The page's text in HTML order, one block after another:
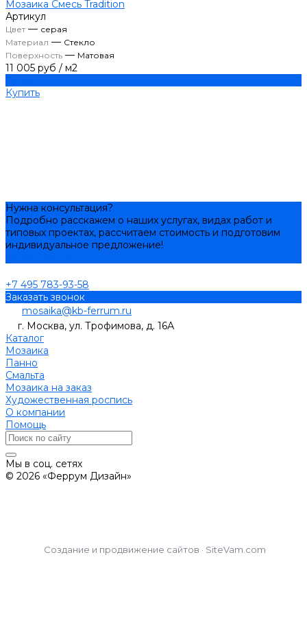
Мозаика Смесь Tradition
Артикул
Цвет— серая
Материал — Стекло
Поверхность — Матовая
11 005 руб / м2
Купить
Нужна консультация?
Подробно расскажем о наших услугах, видах работ и
типовых проектах, рассчитаем стоимость и подготовим
индивидуальное предложение!
+7 495 783-93-58
Заказать звонок
mosaika@kb-ferrum.ru
г. Москва, ул. Трофимова, д. 16А
Каталог
Мозаика
Панно
Смальта
Мозаика на заказ
Художественная роспись
О компании
Помощь
Мы в соц. сетях
© 2026 «Феррум Дизайн»
Создание и продвижение сайтов · SiteVam.com